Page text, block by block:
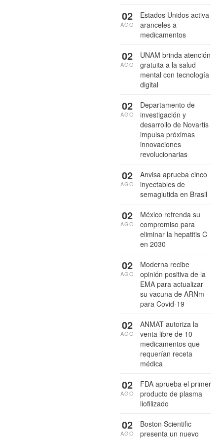
Estados Unidos activa
aranceles a
medicamentos
02
AGO
UNAM brinda atención
gratuita a la salud
mental con tecnología
digital
02
AGO
Departamento de
investigación y
desarrollo de Novartis
impulsa próximas
innovaciones
revolucionarias
02
AGO
Anvisa aprueba cinco
inyectables de
semaglutida en Brasil
02
AGO
México refrenda su
compromiso para
eliminar la hepatitis C
en 2030
02
AGO
Moderna recibe
opinión positiva de la
EMA para actualizar
su vacuna de ARNm
para Covid-19
02
AGO
ANMAT autoriza la
venta libre de 10
medicamentos que
requerían receta
médica
02
AGO
FDA aprueba el primer
producto de plasma
liofilizado
02
AGO
Boston Scientific
presenta un nuevo
02
AGO